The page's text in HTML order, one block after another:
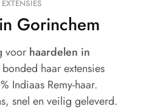
Gorinchem
voorhaardelen in
haar extensies
Indiaas Remy-haar.
snel en veilig geleverd.